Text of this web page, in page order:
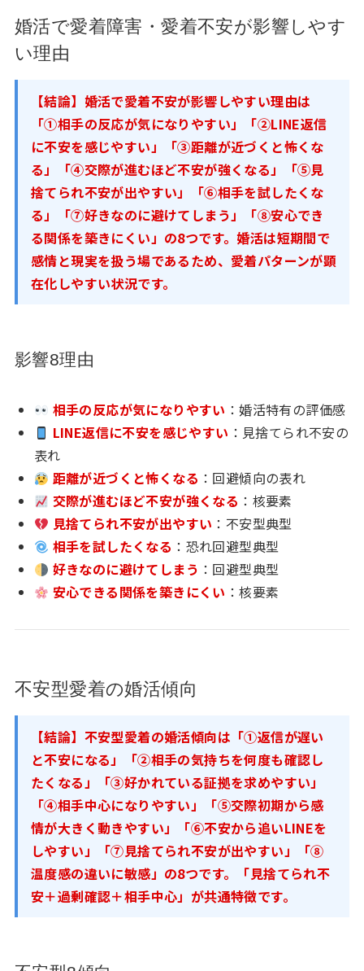
婚活で愛着障害・愛着不安が影響しやす
い理由
【結論】婚活で愛着不安が影響しやすい理由は
「①相手の反応が気になりやすい」「②LINE返信
に不安を感じやすい」「③距離が近づくと怖くな
る」「④交際が進むほど不安が強くなる」「⑤見
捨てられ不安が出やすい」「⑥相手を試したくな
る」「⑦好きなのに避けてしまう」「⑧安心でき
る関係を築きにくい」の8つです。婚活は短期間で
感情と現実を扱う場であるため、愛着パターンが顕
在化しやすい状況です。
影響8理由
相手の反応が気になりやすい ：婚活特有の評価感
LINE返信に不安を感じやすい ：見捨てられ不安の
表れ
距離が近づくと怖くなる ：回避傾向の表れ
交際が進むほど不安が強くなる ：核要素
見捨てられ不安が出やすい ：不安型典型
相手を試したくなる ：恐れ回避型典型
好きなのに避けてしまう ：回避型典型
安心できる関係を築きにくい ：核要素
不安型愛着の婚活傾向
【結論】不安型愛着の婚活傾向は「①返信が遅い
と不安になる」「②相手の気持ちを何度も確認し
たくなる」「③好かれている証拠を求めやすい」
「④相手中心になりやすい」「⑤交際初期から感
情が大きく動きやすい」「⑥不安から追いLINEを
しやすい」「⑦見捨てられ不安が出やすい」「⑧
温度感の違いに敏感」の8つです。「見捨てられ不
安＋過剰確認＋相手中心」が共通特徴です。